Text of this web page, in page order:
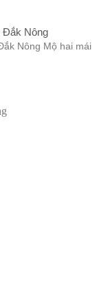
Đắk Nông
Nông Mộ hai mái